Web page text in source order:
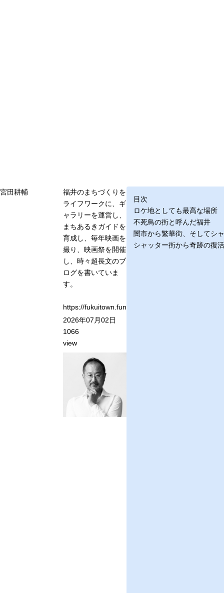
宮田耕輔
福井のまちづくりを
ライフワークに、ギ
ャラリーを運営し、
まちあるきガイドを
育成し、毎年映画を
撮り、映画祭を開催
し、時々超長文のブ
ログを書いていま
す。
https://fukuitown.fun
2026年07月02日
1066
view
目次
ロケ地としても最高な場所
不死鳥の街と呼んだ福井
闇市から繁華街、そしてシ
シャッター街から奇跡の復